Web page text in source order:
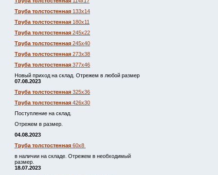
Труба толстостенная 133х14
Труба толстостенная 180х11
Труба толстостенная 245х22
Труба толстостенная 245х40
Труба толстостенная 273х38
Труба толстостенная 377х46
Новый приход на склад. Отрежем в любой размер
07.08.2023
Труба толстостенная 325х36
Труба толстостенная 426х30
Поступление на склад.
Отрежем в размер.
04.08.2023
Труба толстостенная 60х8
в наличии на складе. Отрежем в необходимый
размер.
18.07.2023